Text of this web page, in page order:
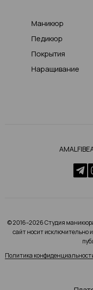
Маникюр
Педикюр
Покрытия
Наращивание
© 2016–2026 Студия
сайт носит исключительно
Политика